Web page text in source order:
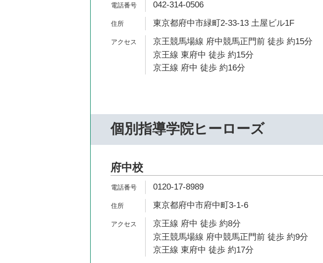
042-314-0506
東京都府中市緑町2-33-13 土屋ビル1F
京王競馬場線 府中競馬正門前 徒歩 約15分
京王線 東府中 徒歩 約15分
京王線 府中 徒歩 約16分
個別指導学院ヒーローズ
府中校
0120-17-8989
東京都府中市府中町3-1-6
京王線 府中 徒歩 約8分
京王競馬場線 府中競馬正門前 徒歩 約9分
京王線 東府中 徒歩 約17分